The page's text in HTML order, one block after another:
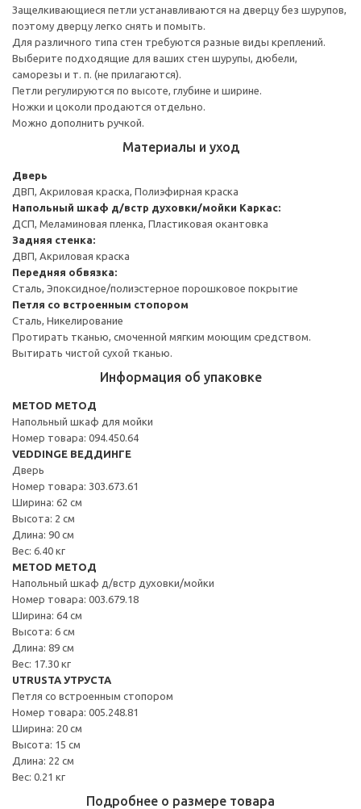
Защелкивающиеся петли устанавливаются на дверцу без шурупов,
поэтому дверцу легко снять и помыть.
Для различного типа стен требуются разные виды креплений.
Выберите подходящие для ваших стен шурупы, дюбели,
саморезы и т. п. (не прилагаются).
Петли регулируются по высоте, глубине и ширине.
Ножки и цоколи продаются отдельно.
Можно дополнить ручкой.
Материалы и уход
Дверь
ДВП, Акриловая краска, Полиэфирная краска
Напольный шкаф д/встр духовки/мойки Каркас:
ДСП, Меламиновая пленка, Пластиковая окантовка
Задняя стенка:
ДВП, Акриловая краска
Передняя обвязка:
Сталь, Эпоксидное/полиэстерное порошковое покрытие
Петля со встроенным стопором
Сталь, Никелирование
Протирать тканью, смоченной мягким моющим средством.
Вытирать чистой сухой тканью.
Информация об упаковке
METOD МЕТОД
Напольный шкаф для мойки
Номер товара: 094.450.64
VEDDINGE ВЕДДИНГЕ
Дверь
Номер товара: 303.673.61
Ширина: 62 см
Высота: 2 см
Длина: 90 см
Вес: 6.40 кг
METOD МЕТОД
Напольный шкаф д/встр духовки/мойки
Номер товара: 003.679.18
Ширина: 64 см
Высота: 6 см
Длина: 89 см
Вес: 17.30 кг
UTRUSTA УТРУСТА
Петля со встроенным стопором
Номер товара: 005.248.81
Ширина: 20 см
Высота: 15 см
Длина: 22 см
Вес: 0.21 кг
Подробнее о размере товара